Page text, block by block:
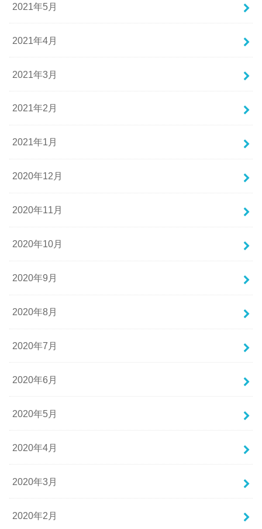
2021年5月
2021年4月
2021年3月
2021年2月
2021年1月
2020年12月
2020年11月
2020年10月
2020年9月
2020年8月
2020年7月
2020年6月
2020年5月
2020年4月
2020年3月
2020年2月